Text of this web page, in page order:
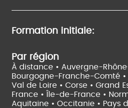
Formation initiale:
Par région
À distance • Auvergne-
Bourgogne-Franche-Comté •
Val de Loire • Corse • Grand
France •
Île-de-France •
Aquitaine • Occitanie • Pays